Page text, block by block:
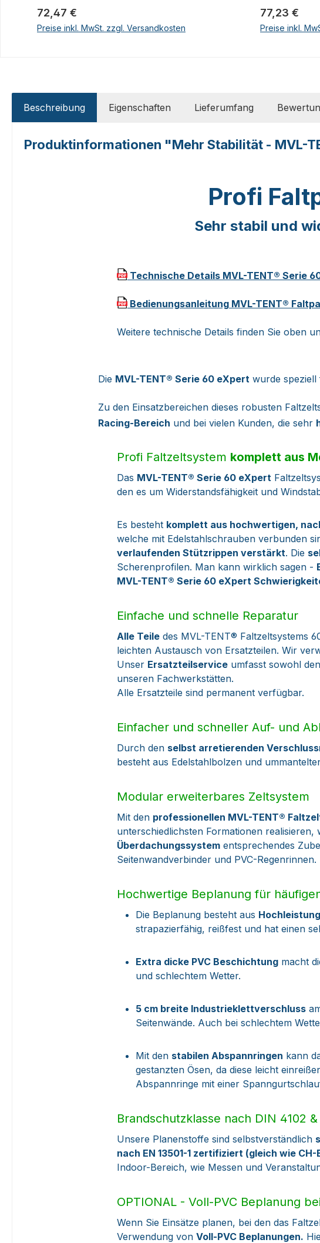
Regulärer Preis:
72,47 €
Preise inkl. MwSt. zzgl. Versandkosten
Regulärer
77,23 €
Preise inkl.
Beschreibung Eigenschaften Lieferumfang
Produktinformationen "Mehr Stabilität - MVL-
Profi
Sehr stabil und
Technische Details MVL-TENT® Serie
Bedienungsanleitung MVL-TENT®
Weitere technische Details finden Sie oben
Die MVL-TENT® Serie 60 eXpert wurde speziell
Zu den Einsatzbereichen dieses robusten
Racing-Bereich und bei vielen Kunden, die sehr
Profi Faltzeltsystem komplett aus
Das MVL-TENT® Serie 60 eXpert
den es um Widerstandsfähigkeit und
Es besteht komplett aus hochwertigen,
welche mit Edelstahlschrauben verbunden
verlaufenden Stützrippen verstärkt. Die
Scherenprofilen. Man kann wirklich sagen -
MVL-TENT® Serie 60 eXpert
Einfache und schnelle Reparatur
Alle Teile des MVL-TENT® Faltzeltsystems
leichten Austausch von Ersatzteilen. Wir
Unser Ersatzteilservice umfasst sowohl
unseren Fachwerkstätten.
Alle Ersatzteile sind permanent verfügbar.
Einfacher und schneller Auf- und
Durch den selbst arretierenden
besteht aus Edelstahlbolzen und
Modular erweiterbares Zeltsystem
Mit den professionellen MVL-TENT®
unterschiedlichsten Formationen
Überdachungssystem entsprechendes
Seitenwandverbinder und PVC-Regenrinnen.
Hochwertige Beplanung für
Die Beplanung besteht aus
strapazierfähig, reißfest und hat einen
Extra dicke PVC Beschichtung macht
und schlechtem Wetter.
5 cm breite Industrieklettverschluss
Seitenwände. Auch bei schlechtem
Mit den stabilen Abspannringen kann
gestanzten Ösen, da diese leicht
Abspannringe mit einer
Brandschutzklasse nach DIN 4102 &
Unsere Planenstoffe sind selbstverständlich
nach EN 13501-1 zertifiziert (gleich wie CH-
Indoor-Bereich, wie Messen und
OPTIONAL - Voll-PVC Beplanung
Wenn Sie Einsätze planen, bei den das
Verwendung vonVoll-PVC Beplanungen.